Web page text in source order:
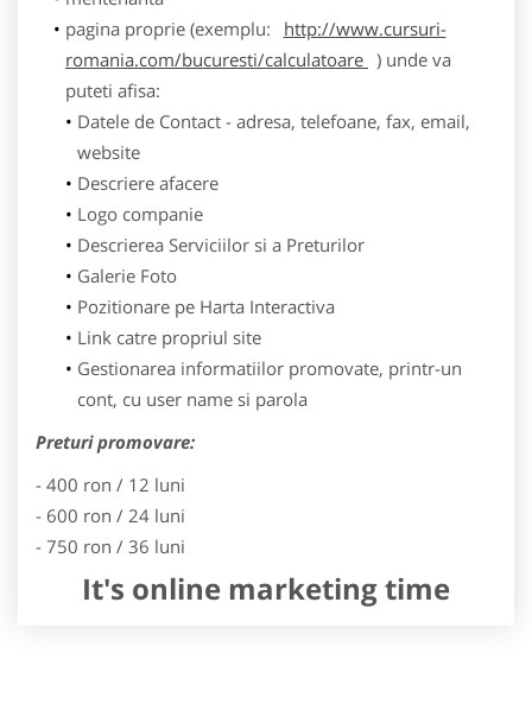
pagina proprie (exemplu:
http://www.cursuri-
romania.com/bucuresti/calculatoare ) unde va
puteti afisa:
Datele de Contact - adresa, telefoane, fax, email,
website
Descriere afacere
Logo companie
Descrierea Serviciilor si a Preturilor
Galerie Foto
Pozitionare pe Harta Interactiva
Link catre propriul site
Gestionarea informatiilor promovate, printr-un
cont, cu user name si parola
Preturi promovare:
- 400 ron / 12 luni
- 600 ron / 24 luni
- 750 ron / 36 luni
It's online marketing time